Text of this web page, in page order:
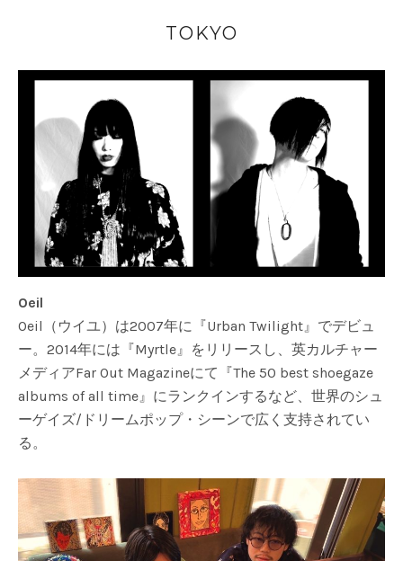
TOKYO
Oeil
Oeil（ウイユ）は2007年に『Urban Twilight』でデビュ
ー。2014年には『Myrtle』をリリースし、英カルチャー
メディアFar Out Magazineにて『The 50 best shoegaze
albums of all time』にランクインするなど、世界のシュ
ーゲイズ/ドリームポップ・シーンで広く支持されてい
る。